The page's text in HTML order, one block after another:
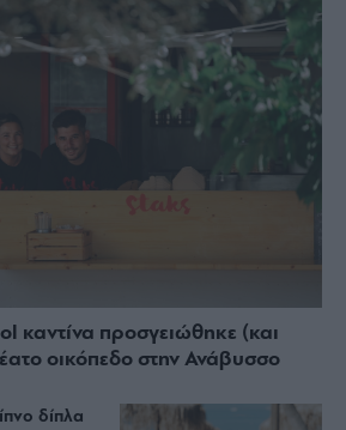
καντίνα προσγειώθηκε (και
οικόπεδο στην Ανάβυσσο
δίπλα